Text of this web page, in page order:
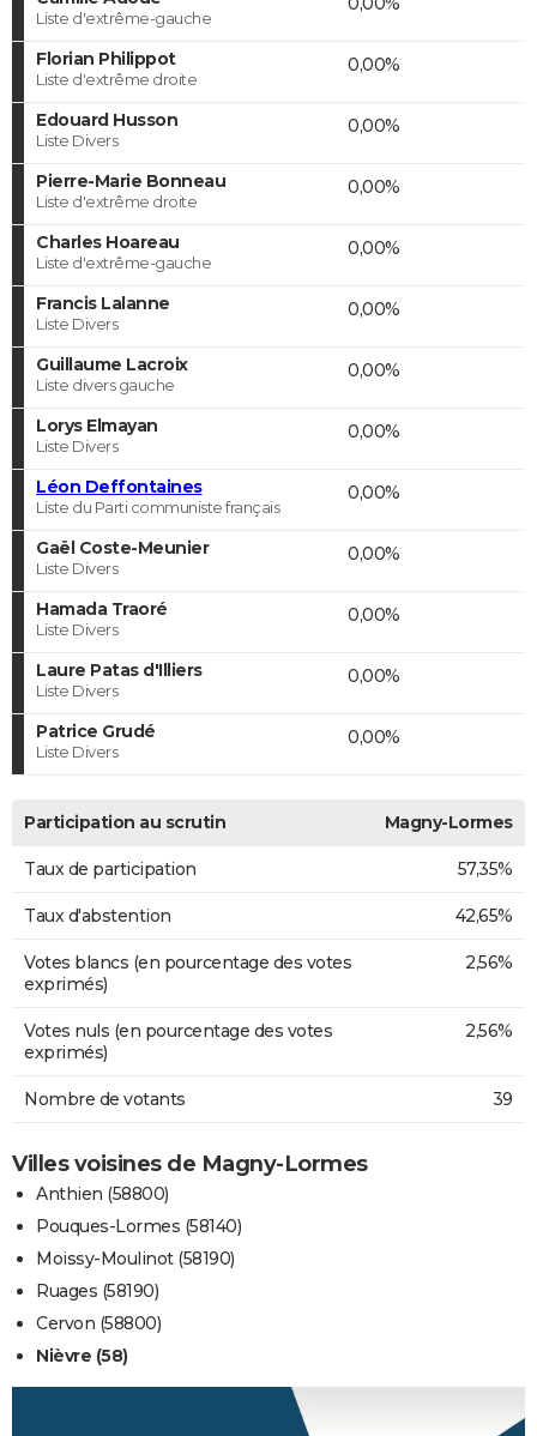
Liste d'extrême-gauche
Florian Philippot
Liste d'extrême droite
0,00%
Edouard Husson
Liste Divers
0,00%
Pierre-Marie Bonneau
Liste d'extrême droite
0,00%
Charles Hoareau
Liste d'extrême-gauche
0,00%
Francis Lalanne
Liste Divers
0,00%
Guillaume Lacroix
Liste divers gauche
0,00%
Lorys Elmayan
Liste Divers
0,00%
Léon Deffontaines
Liste du Parti communiste français
0,00%
Gaël Coste-Meunier
Liste Divers
0,00%
Hamada Traoré
Liste Divers
0,00%
Laure Patas d'Illiers
Liste Divers
0,00%
Patrice Grudé
Liste Divers
0,00%
Participation au scrutin Magny-Lormes
Taux de participation 57,35%
Taux d'abstention 42,65%
Votes blancs (en pourcentage des votes
exprimés)
2,56%
Votes nuls (en pourcentage des votes
exprimés)
2,56%
Nombre de votants 39
Villes voisines de Magny-Lormes
Anthien (58800)
Pouques-Lormes (58140)
Moissy-Moulinot (58190)
Ruages (58190)
Cervon (58800)
Nièvre (58)